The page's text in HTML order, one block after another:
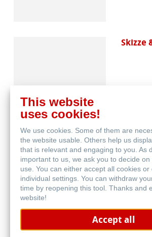
Skizze
Blog
This website
uses cookies!
We use cookies. Some of them are
the website usable. Others help us
that is relevant and engaging to you. As
important to us, we ask you to decide
use. You can either accept all cookies or
individual settings. You can withdraw
time by reopening this tool. Thanks and
website!
Accept all